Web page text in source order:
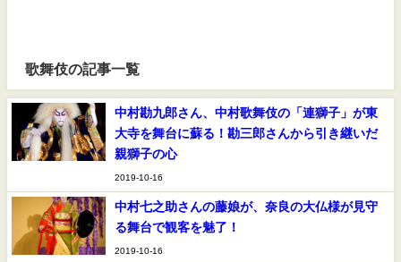
歌舞伎の記事一覧
中村勘九郎さん、中村歌舞伎の「連獅子」が東
大寺を舞台に蘇る！勘三郎さんから引き継いだ
親獅子の心
2019-10-16
中村七之助さんの藤娘が、奈良の大仏様が見守
る舞台で観客を魅了！
2019-10-16